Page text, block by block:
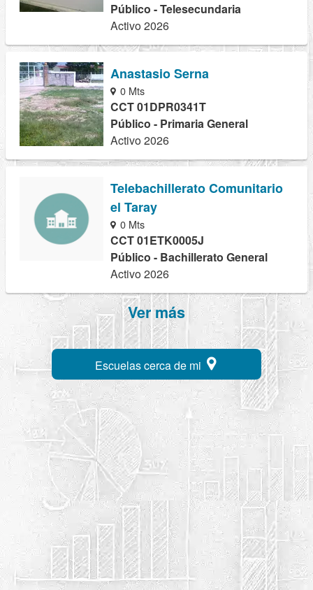
Público - Telesecundaria
Activo 2026
Anastasio Serna
0 Mts
CCT 01DPR0341T
Público - Primaria General
Activo 2026
Telebachillerato Comunitario
el Taray
0 Mts
CCT 01ETK0005J
Público - Bachillerato General
Activo 2026
Ver más
Escuelas cerca de mi